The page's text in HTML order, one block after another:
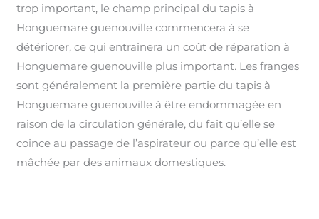
trop important, le champ principal du tapis à
Honguemare guenouville commencera à se
détériorer, ce qui entrainera un coût de réparation à
Honguemare guenouville plus important. Les franges
sont généralement la première partie du tapis à
Honguemare guenouville à être endommagée en
raison de la circulation générale, du fait qu’elle se
coince au passage de l’aspirateur ou parce qu’elle est
mâchée par des animaux domestiques.